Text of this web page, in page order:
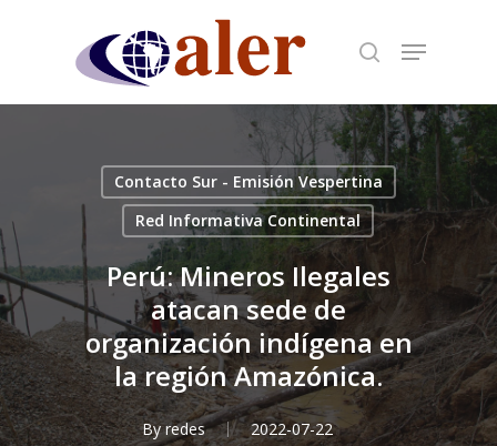
content
Contacto Sur - Emisión Vespertina
Red Informativa Continental
Perú: Mineros Ilegales
atacan sede de
organización indígena en
la región Amazónica.
By redes 2022-07-22